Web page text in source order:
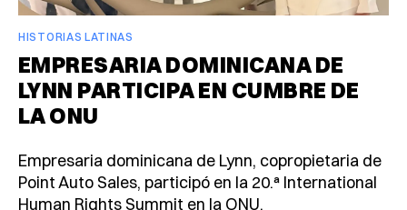
HISTORIAS LATINAS
EMPRESARIA DOMINICANA DE
LYNN PARTICIPA EN CUMBRE DE
LA ONU
Empresaria dominicana de Lynn, copropietaria de
Point Auto Sales, participó en la 20.ª International
Human Rights Summit en la ONU.